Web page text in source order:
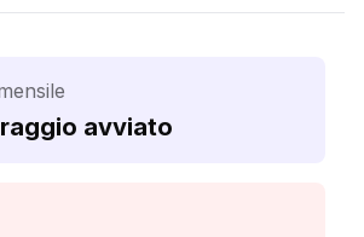
avviato